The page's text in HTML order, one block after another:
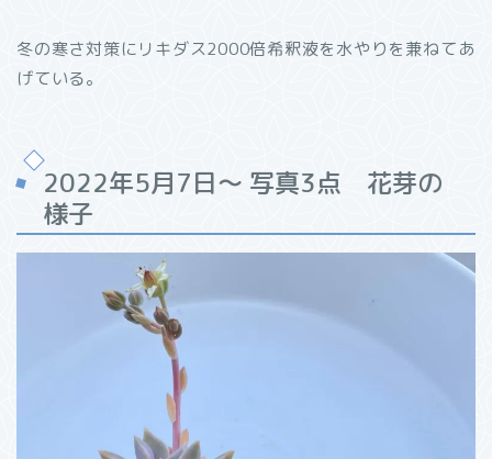
冬の寒さ対策にリキダス2000倍希釈液を水やりを兼ねてあ
げている。
2022年5月7日～ 写真3点 花芽の
様子